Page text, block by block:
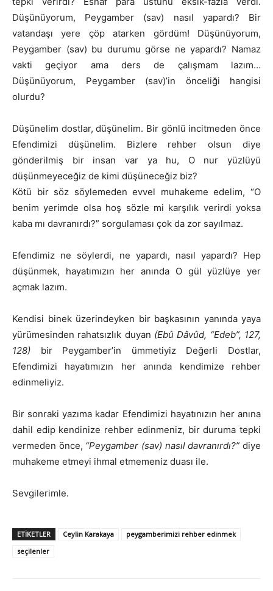
Düşünüyorum, Peygamber (sav) nasıl yapardı? Bir
vatandaşı yere çöp atarken gördüm! Düşünüyorum,
Peygamber (sav) bu durumu görse ne yapardı? Namaz
vakti geçiyor ama ders de çalışmam lazım…
Düşünüyorum, Peygamber (sav)’in önceliği hangisi
olurdu?
Düşünelim dostlar, düşünelim. Bir gönlü incitmeden önce
Efendimizi düşünelim. Bizlere rehber olsun diye
gönderilmiş bir insan var ya hu, O nur yüzlüyü
düşünmeyeceğiz de kimi düşüneceğiz biz?
Kötü bir söz söylemeden evvel muhakeme edelim, “O
benim yerimde olsa hoş sözle mi karşılık verirdi yoksa
kaba mı davranırdı?” sorgulaması çok da zor sayılmaz.
Efendimiz ne söylerdi, ne yapardı, nasıl yapardı? Hep
düşünmek, hayatımızın her anında O gül yüzlüye yer
açmak lazım.
Kendisi binek üzerindeyken bir başkasının yanında yaya
yürümesinden rahatsızlık duyan (Ebû Dâvûd, “Edeb”, 127,
128) bir Peygamber’in ümmetiyiz Değerli Dostlar,
Efendimizi hayatımızın her anında kendimize rehber
edinmeliyiz.
Bir sonraki yazıma kadar Efendimizi hayatınızın her anına
dahil edip kendinize rehber edinmeniz, bir duruma tepki
vermeden önce, “Peygamber (sav) nasıl davranırdı?” diye
muhakeme etmeyi ihmal etmemeniz duası ile.
Sevgilerimle.
ETIKETLER Ceylin Karakaya
peygamberimizi rehber edinmek
seçilenler